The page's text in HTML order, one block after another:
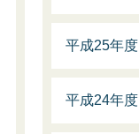
平成25年度
平成24年度